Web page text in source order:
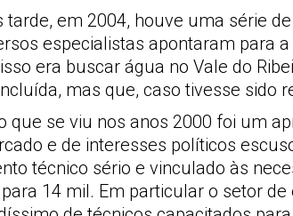
tarde, em 2004, houve uma série
especialistas apontaram para
era buscar água no Vale do
mas que, caso tivesse sido
que se viu nos anos 2000 foi um
e de interesses políticos
técnico sério e vinculado às
14 mil. Em particular o setor